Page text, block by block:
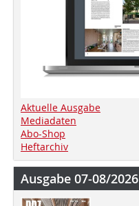
Aktuelle Ausgabe
Mediadaten
Abo-Shop
Heftarchiv
Ausgabe 07-08/2026